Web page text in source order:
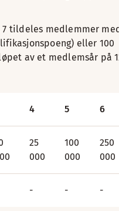
7 tildeles medlemmer
eller 100
av et medlemsår på
4 5 6
25
000
100
000
250
000
- - -